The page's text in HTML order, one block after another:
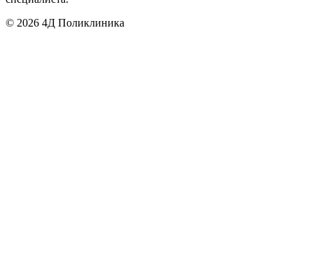
© 2026 4Д Поликлиника